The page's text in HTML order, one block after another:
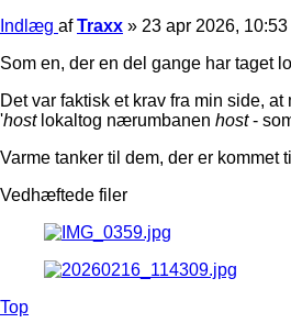
Indlæg afTraxx » 23 apr 2026, 10:53
Som en, der en del gange har taget
Det var faktisk et krav fra min side,
'hostlokaltog nærumbanen host-
Varme tanker til dem, der er
Vedhæftede filer
Top